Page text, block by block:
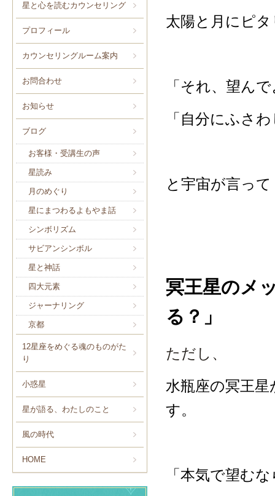
星と心を読むカウンセリング
プロフィール
カウンセリングルーム案内
お問合わせ
お知らせ
ブログ
お客様・受講生の声
星読み
月のめぐり
星にまつわるよもやま話
シンボリズム
サビアンシンボル
星と神話
四大元素
ジャーナリング
京都
12星座をめぐる魂のものがた
り
小惑星
星が語る、わたしのこと
風の時代
HOME
太陽と月にピ
「それ、望ん
「自分にふさ
と宇宙が言っ
冥王星のメ
る？」
ただし、
水瓶座の冥王
す。
「本気で望む